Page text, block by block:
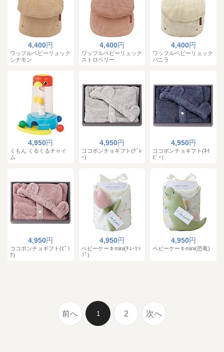
4,400円
ワッフルベビーリュック
シナモン
4,400円
ワッフルベビーリュック
ストロベリー
4,400円
ワッフルベビーリュック
バニラ
4,950円
くもん くるくるチャイ
ム
4,950円
ココポンチョギフト(ｸﾞﾚ
ｰ)
4,950円
ココポンチョギフト(ﾈｲ
ﾋﾞｰ)
4,950円
ココポンチョギフト(ﾋﾟﾝ
ｸ)
4,950円
ベビーケーキmini(ﾁｭｰﾘｯ
ﾌﾟ)
4,950円
ベビーケーキmini(恐竜)
前へ 1 2 次へ